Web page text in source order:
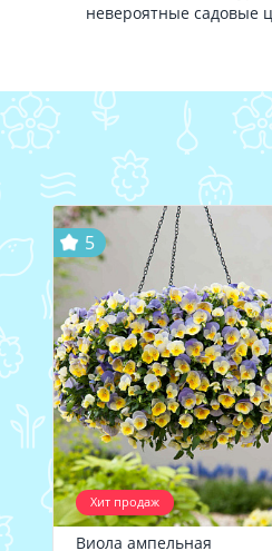
невероятные садовые
Хит продаж
5
Виола ампельная